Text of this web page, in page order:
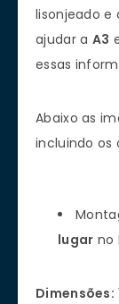
lisonjeado e
ajudar a A3
essas
Abaixo as
incluindo os
lugar no
Dimensões: